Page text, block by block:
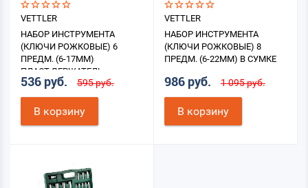
VETTLER
НАБОР ИНСТРУМЕНТА
(КЛЮЧИ РОЖКОВЫЕ) 6
ПРЕДМ. (6-17ММ)
ПЛАСТ.ДЕРЖАТЕЛЬ
536 руб. 595 руб.
В корзину
VETTLER
НАБОР ИНСТРУМЕНТА
(КЛЮЧИ РОЖКОВЫЕ) 8
ПРЕДМ. (6-22ММ) В СУМКЕ
986 руб. 1 095 руб.
В корзину